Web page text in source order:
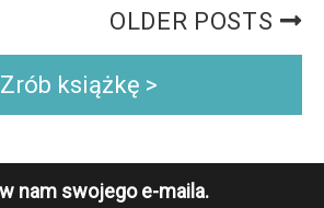
OLDER POSTS
Zrób książkę >
nam swojego e-maila.